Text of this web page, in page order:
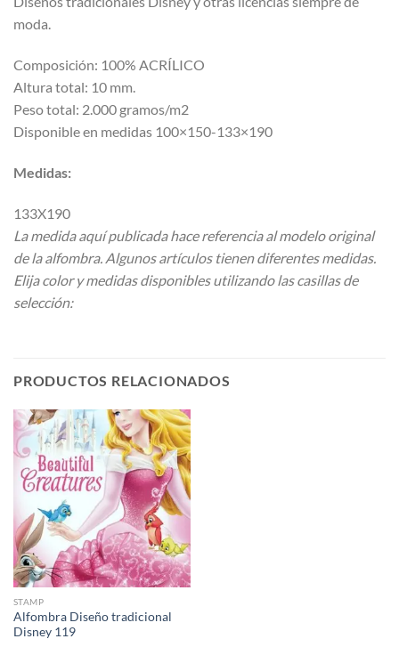
moda.
Composición: 100% ACRÍLICO
Altura total: 10 mm.
Peso total: 2.000 gramos/m2
Disponible en medidas 100×150-133×190
Medidas:
133X190
La medida aquí publicada hace referencia al modelo original
de la alfombra. Algunos artículos tienen diferentes medidas.
Elija color y medidas disponibles utilizando las casillas de
selección:
PRODUCTOS RELACIONADOS
STAMP
Alfombra Diseño tradicional
Disney 119